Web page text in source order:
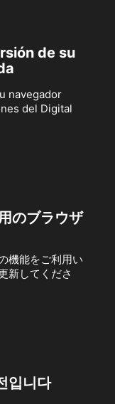
de su
navegador
del Digital
のブラウザ
機能をご利用い
新してくださ
입니다